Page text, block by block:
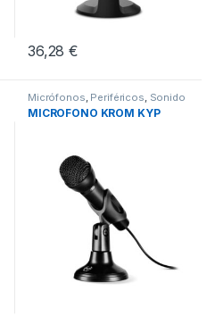
36,28€
Micrófonos Periféricos Sonido
MICROFONO KROM KYP